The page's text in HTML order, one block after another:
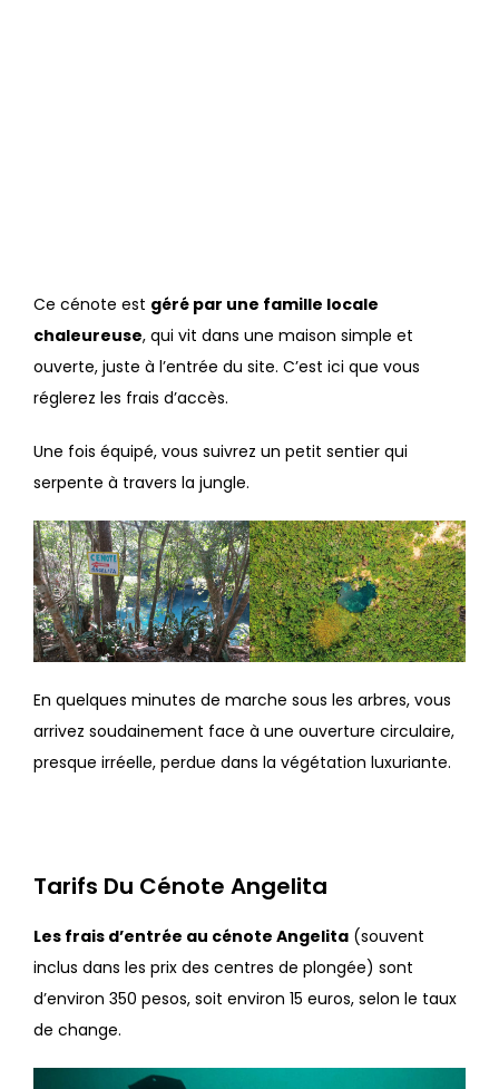
Ce cénote est géré par une famille locale
chaleureuse, qui vit dans une maison simple et
ouverte, juste à l’entrée du site. C’est ici que vous
réglerez les frais d’accès.
Une fois équipé, vous suivrez un petit sentier qui
serpente à travers la jungle.
En quelques minutes de marche sous les arbres, vous
arrivez soudainement face à une ouverture circulaire,
presque irréelle, perdue dans la végétation luxuriante.
Tarifs Du Cénote Angelita
Les frais d’entrée au cénote Angelita (souvent
inclus dans les prix des centres de plongée) sont
d’environ 350 pesos, soit environ 15 euros, selon le taux
de change.